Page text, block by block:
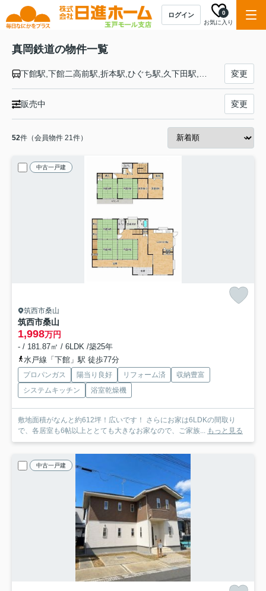
ログイン
お気に入り
0
真岡鉄道の物件一覧
変更
販売中 変更
52件（会員物件 21件）
中古一戸建
筑西市桑山
筑西市桑山
1,998万円
- / 181.87㎡ / 6LDK /築25年
水戸線「下館」駅 徒歩77分
プロパンガス 陽当り良好 リフォーム済
収納豊富
システムキッチン
浴室乾燥機
敷地面積がなんと約612坪！広いです！ さらにお家は6LDKの間取り
で、各居室も6帖以上ととても大きなお家なので、ご家族... もっと見る
中古一戸建